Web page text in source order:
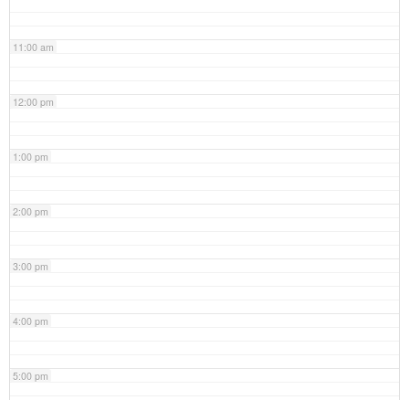
11:00 am
12:00 pm
1:00 pm
2:00 pm
3:00 pm
4:00 pm
5:00 pm